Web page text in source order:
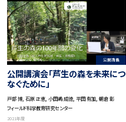
公開講義
公開講演会「芦生の森を未来につ
なぐために」
戸部 博, 石原 正恵, 小田嶋 成徳, 平田 有加, 朝倉 彰
フィールド科学教育研究センター
2021年度